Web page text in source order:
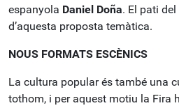
espanyola Daniel Doña. El pati del
d’aquesta proposta temàtica.
NOUS FORMATS ESCÈNICS
La cultura popular és també una
tothom, i per aquest motiu la Fira